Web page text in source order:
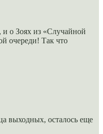
и о Зоях из «Случайной
очереди! Так что
выходных, осталось еще